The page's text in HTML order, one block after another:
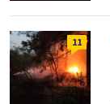
11